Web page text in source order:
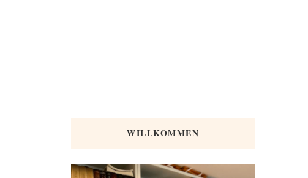
WILLKOMMEN